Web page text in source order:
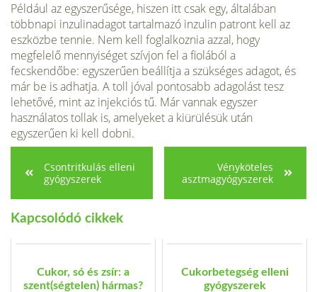
Például az egyszerűsége, hiszen itt csak egy, általában
többnapi inzulinadagot tartalmazó inzulin patront kell az
eszközbe tennie. Nem kell foglalkoznia azzal, hogy
megfelelő mennyiséget szívjon fel a fiolából a
fecskendőbe: egyszerűen beállítja a szükséges adagot, és
már be is adhatja. A toll jóval pontosabb adagolást tesz
lehetővé, mint az injekciós tű. Már vannak egyszer
használatos tollak is, amelyeket a kiürülésük után
egyszerűen ki kell dobni.
Csontritkulás elleni
gyógyszerek
Vényköteles
asztmagyógyszerek
Kapcsolódó cikkek
Cukor, só és zsír: a
szent(ségtelen) hármas?
Cukorbetegség elleni
gyógyszerek